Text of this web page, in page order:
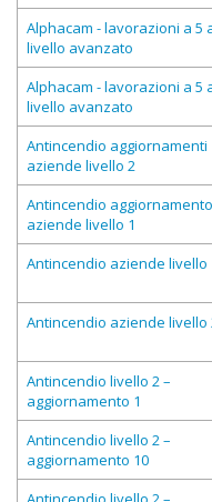
Alphacam - lavorazioni a 5
livello avanzato
Alphacam - lavorazioni a 5
livello avanzato
Antincendio aggiornamenti
aziende livello 2
Antincendio aggiornamento
aziende livello 1
Antincendio aziende livello
Antincendio aziende livello
Antincendio livello 2 –
aggiornamento 1
Antincendio livello 2 –
aggiornamento 10